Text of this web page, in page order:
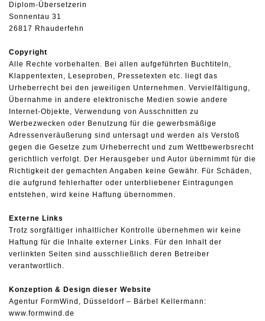
Diplom-Übersetzerin
Sonnentau 31
26817 Rhauderfehn
Copyright
Alle Rechte vorbehalten. Bei allen aufgeführten Buchtiteln,
Klappentexten, Leseproben, Pressetexten etc. liegt das
Urheberrecht bei den jeweiligen Unternehmen. Vervielfältigung,
Übernahme in andere elektronische Medien sowie andere
Internet-Objekte, Verwendung von Ausschnitten zu
Werbezwecken oder Benutzung für die gewerbsmäßige
Adressenveräußerung sind untersagt und werden als Verstoß
gegen die Gesetze zum Urheberrecht und zum Wettbewerbsrecht
gerichtlich verfolgt. Der Herausgeber und Autor übernimmt für die
Richtigkeit der gemachten Angaben keine Gewähr. Für Schäden,
die aufgrund fehlerhafter oder unterbliebener Eintragungen
entstehen, wird keine Haftung übernommen.
Externe Links
Trotz sorgfältiger inhaltlicher Kontrolle übernehmen wir keine
Haftung für die Inhalte externer Links. Für den Inhalt der
verlinkten Seiten sind ausschließlich deren Betreiber
verantwortlich.
Konzeption & Design dieser Website
Agentur FormWind, Düsseldorf – Bärbel Kellermann:
www.formwind.de